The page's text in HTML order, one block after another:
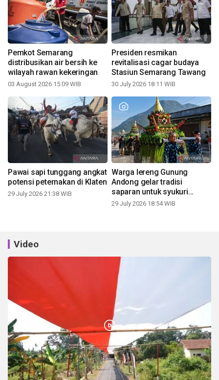
Pemkot Semarang
distribusikan air bersih ke
wilayah rawan kekeringan
03 August 2026 15:09 WIB
Presiden resmikan
revitalisasi cagar budaya
Stasiun Semarang Tawang
30 July 2026 18:11 WIB
Pawai sapi tunggang angkat
potensi peternakan di Klaten
29 July 2026 21:38 WIB
Warga lereng Gunung
Andong gelar tradisi
saparan untuk syukuri
panen
29 July 2026 18:54 WIB
Video